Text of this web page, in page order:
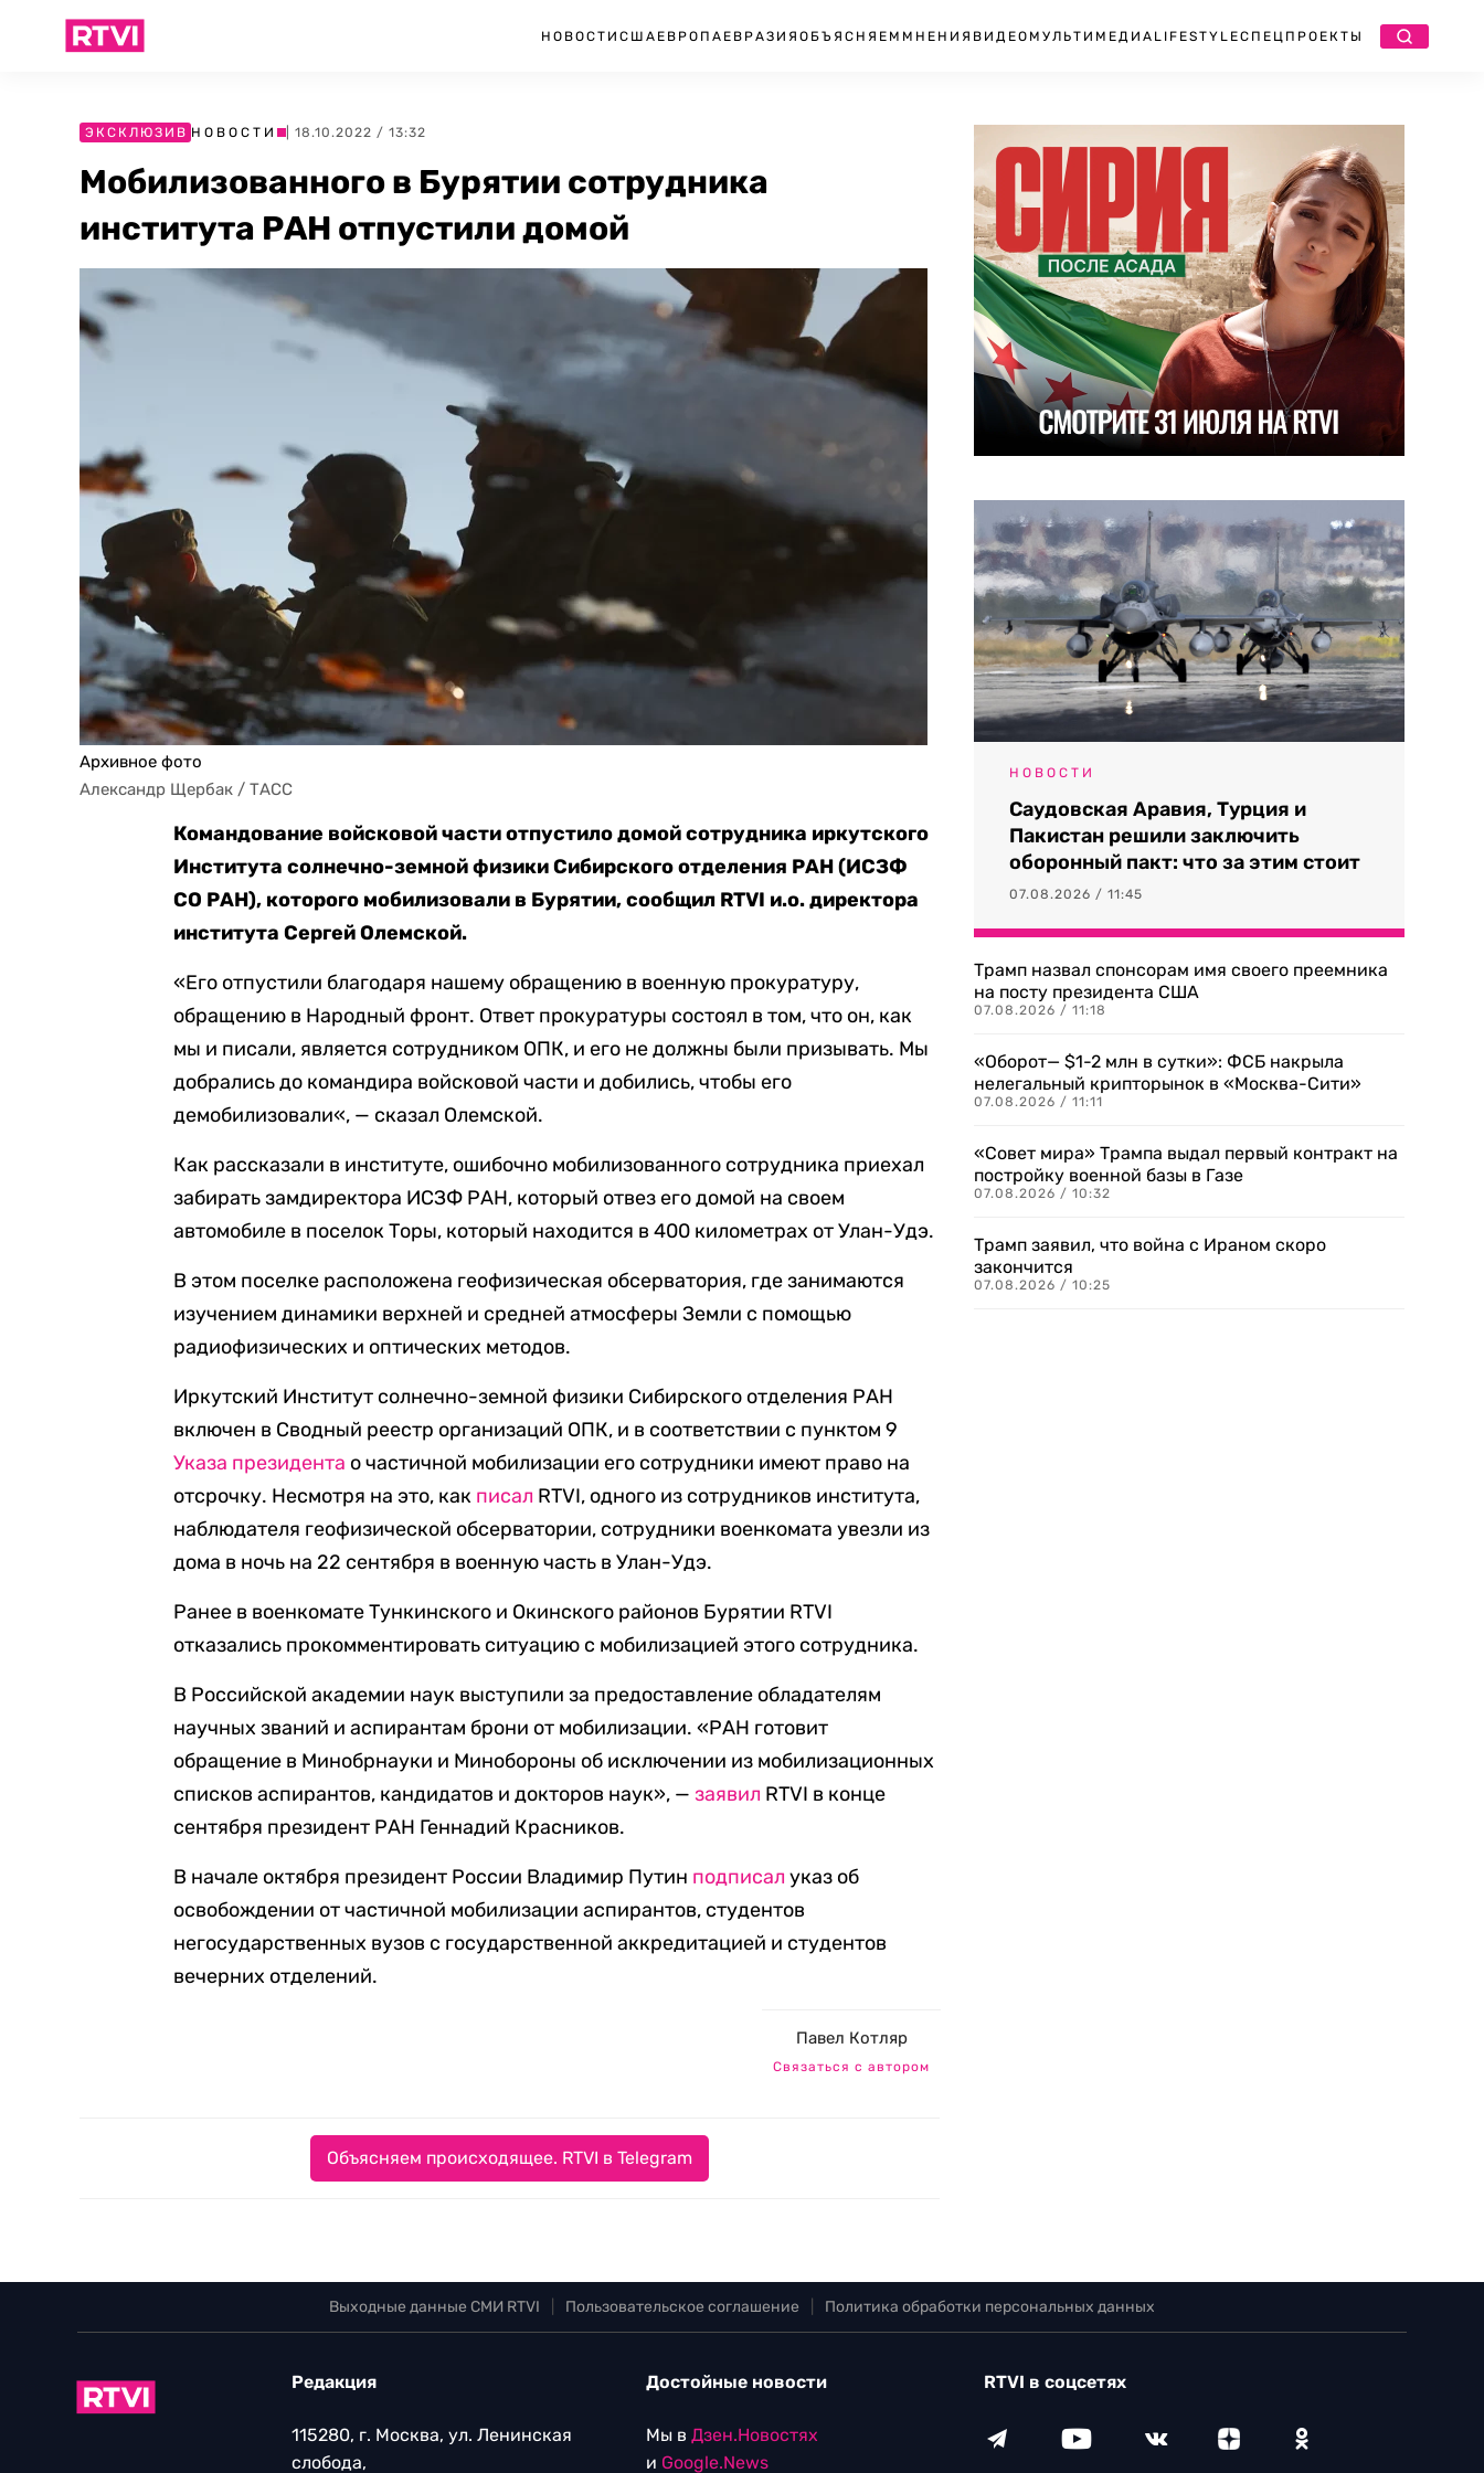
НОВОСТИ США ЕВРОПА ЕВРАЗИЯ ОБЪЯСНЯЕМ МНЕНИЯ ВИДЕО МУЛЬТИМЕДИА LIFESTYLEСПЕЦПРОЕКТЫ
ЭКСКЛЮЗИВ НОВОСТИ | 18.10.2022 / 13:32
Мобилизованного в Бурятии сотрудника
института РАН отпустили домой
Архивное фото
Александр Щербак / ТАСС
Командование войсковой части отпустило домой сотрудника иркутского
Института солнечно-земной физики Сибирского отделения РАН (ИСЗФ
СО РАН), которого мобилизовали в Бурятии, сообщил RTVI и.о. директора
института СергейОлемской.
«Его отпустили благодаря нашему обращению в военную прокуратуру,
обращению в Народный фронт. Ответ прокуратуры состоял в том, что он, как
мы и писали, является сотрудником ОПК, и его не должны были призывать. Мы
добрались до командира войсковой части идобились, чтобы его
демобилизовали«, — сказал Олемской.
Как рассказали в институте, ошибочно мобилизованного сотрудника приехал
забирать замдиректора ИСЗФ РАН, который отвез его домой на своем
автомобиле в поселок Торы, который находится в 400 километрах от Улан-Удэ.
В этом поселке расположена геофизическая обсерватория, где занимаются
изучением динамики верхней и средней атмосферы Земли с помощью
радиофизических и оптических методов.
Иркутский Институт солнечно-земной физики Сибирского отделения РАН
включен в Сводный реестр организаций ОПК, и в соответствии с пунктом 9
Указа президента о частичной мобилизации его сотрудники имеют право на
отсрочку. Несмотря на это, как писал RTVI, одного из сотрудников института,
наблюдателя геофизической обсерватории, сотрудники военкомата увезли из
дома в ночь на 22 сентября в военную часть в Улан-Удэ.
Ранее в военкоматеТункинского и Окинского районов Бурятии RTVI
отказались прокомментировать ситуацию с мобилизацией этого сотрудника.
В Российской академии наук выступили за предоставление обладателям
научных званий и аспирантам брони от мобилизации. «РАН готовит
обращение в Минобрнауки и Минобороны об исключении из мобилизационных
списков аспирантов, кандидатов и докторов наук», —заявил RTVI в конце
сентября президент РАН Геннадий Красников.
В начале октября президент России Владимир Путин подписал указ об
освобождении от частичной мобилизации аспирантов, студентов
негосударственных вузов с государственной аккредитацией и студентов
вечерних отделений.
Павел Котляр
Связаться с автором
Объясняем происходящее. RTVI в Telegram
НОВОСТИ
Саудовская Аравия, Турция и
Пакистан решили заключить
оборонный пакт: что за этим стоит
07.08.2026 / 11:45
Трамп назвал спонсорам имя своего преемника
на посту президента США
07.08.2026 / 11:18
«Оборот— $1-2 млн в сутки»: ФСБ накрыла
нелегальный крипторынок в «Москва-Сити»
07.08.2026 / 11:11
«Совет мира» Трампа выдал первый контракт на
постройку военной базы в Газе
07.08.2026 / 10:32
Трамп заявил, что война с Ираном скоро
закончится
07.08.2026 / 10:25
Выходные данные СМИ RTVI Пользовательское соглашение Политика обработки персональных данных
Редакция
115280, г. Москва, ул. Ленинская
слобода,
Достойные новости
Мы в Дзен.Новостях
и Google.News
RTVI в соцсетях